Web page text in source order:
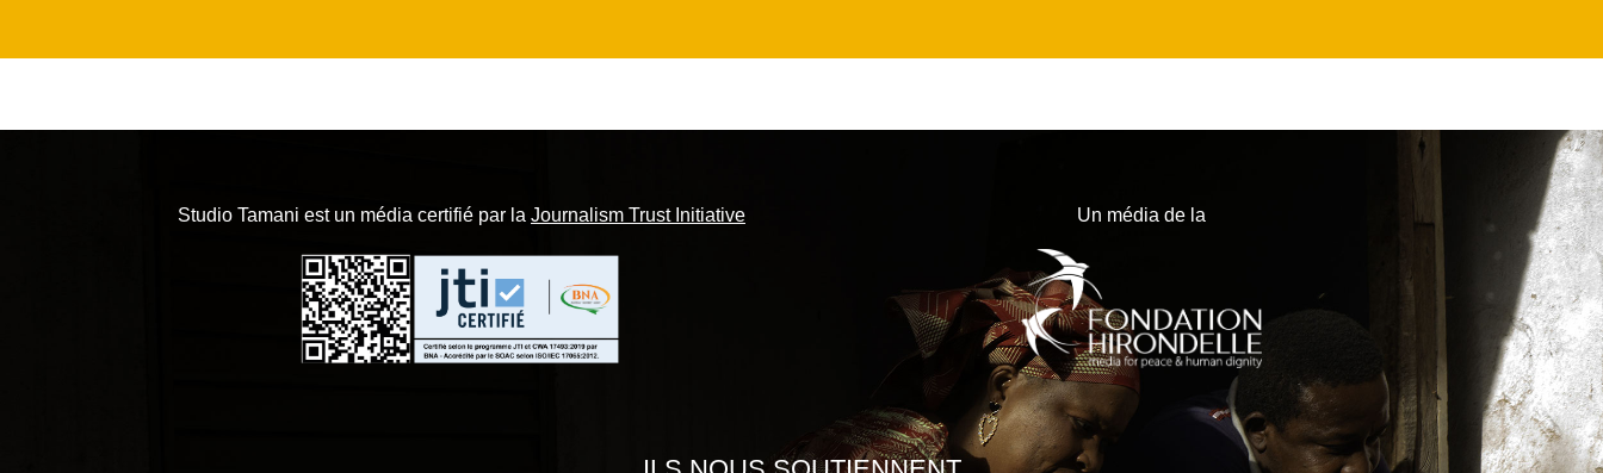
Studio Tamani est un média certifié par la Journalism Trust Initiative Un média de la